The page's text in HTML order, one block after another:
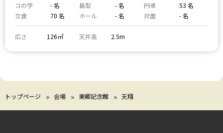
コの字
- 名 島型 - 名 円卓
53 名
立食
70 名 ホール - 名 対面 - 名
広さ 126㎡ 天井高 2.5m
トップページ 会場 東郷記念館 天翔